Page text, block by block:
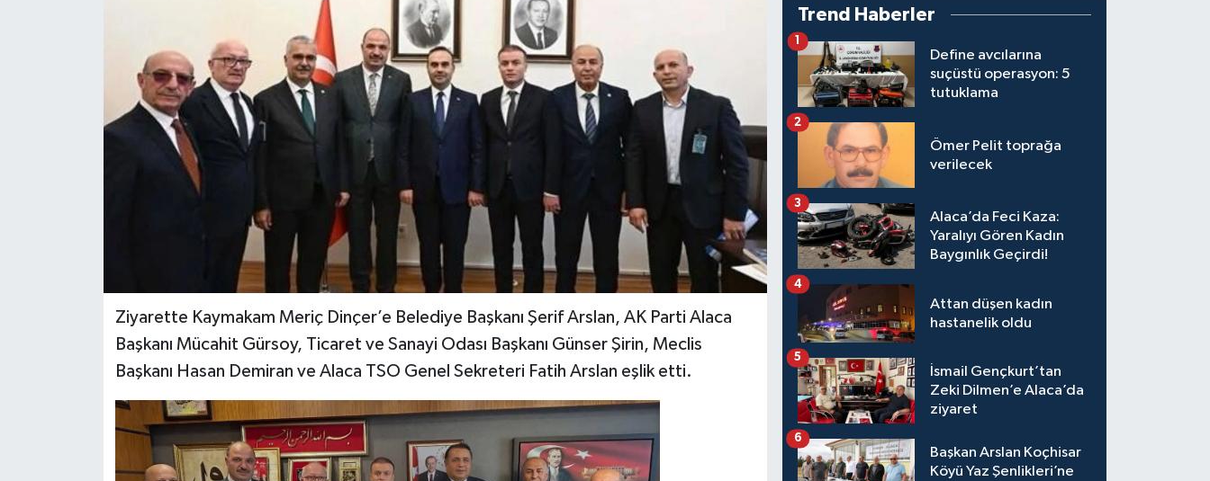
Ziyarette Kaymakam Meriç Dinçer’e Belediye Başkanı Şerif Arslan, AK Parti Alaca
Başkanı Mücahit Gürsoy, Ticaret ve Sanayi Odası Başkanı Günser Şirin, Meclis
Başkanı Hasan Demiran ve Alaca TSO Genel Sekreteri Fatih Arslan eşlik etti.
Trend Haberler
Define avcılarına
suçüstü operasyon: 5
tutuklama
1
Ömer Pelit toprağa
verilecek
2
Alaca’da Feci Kaza:
Yaralıyı Gören Kadın
Baygınlık Geçirdi!
3
Attan düşen kadın
hastanelik oldu
4
İsmail Gençkurt’tan
Zeki Dilmen’e Alaca’da
ziyaret
5
Başkan Arslan Koçhisar
Köyü Yaz Şenlikleri’ne
6